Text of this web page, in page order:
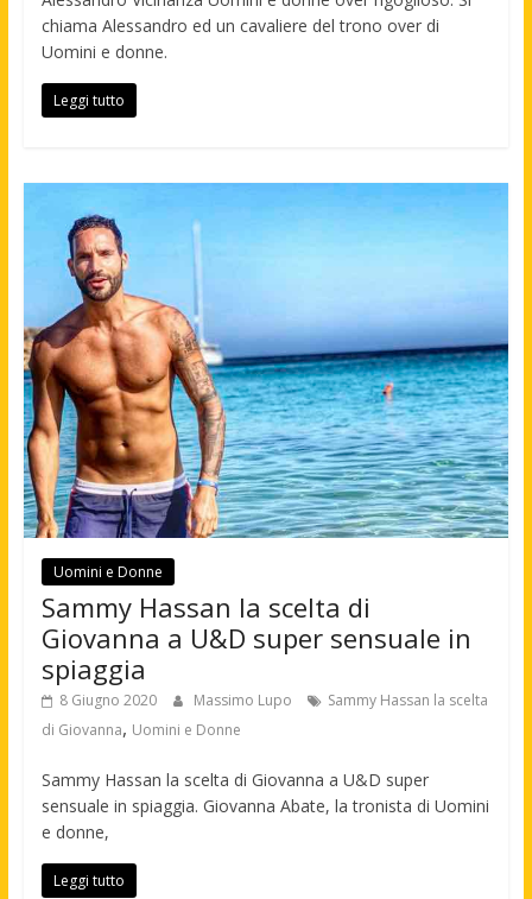
chiama Alessandro ed un cavaliere del trono over di
Uomini e donne.
Leggi tutto
Uomini e Donne
Sammy Hassan la scelta di
Giovanna a U&D super sensuale in
spiaggia
8 Giugno 2020 Massimo Lupo
Sammy Hassan la scelta
di Giovanna, Uomini e Donne
Sammy Hassan la scelta di Giovanna a U&D super
sensuale in spiaggia. Giovanna Abate, la tronista di Uomini
e donne,
Leggi tutto